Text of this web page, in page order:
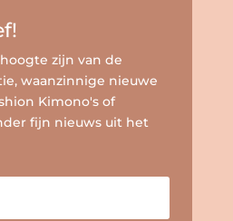
zijn van de
waanzinnige nieuwe
Kimono's of
fijn nieuws uit het